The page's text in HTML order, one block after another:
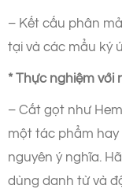
– Kết cấu phân
tại và các mẩu ký
* Thực nghiệm với
– Cắt gọt như
một tác phẩm
nguyên ý nghĩa.
dùng danh từ và